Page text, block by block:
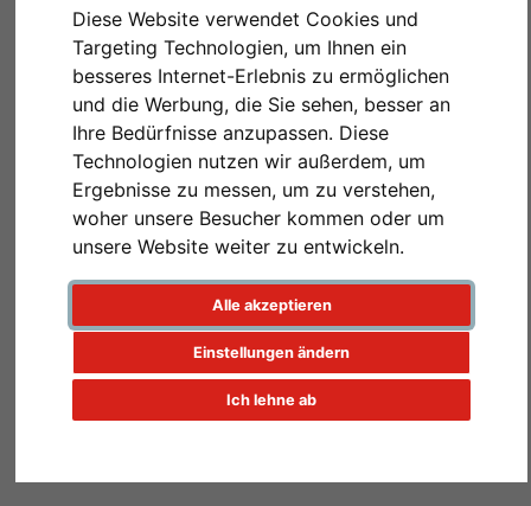
Diese Website verwendet Cookies und
Targeting Technologien, um Ihnen ein
besseres Internet-Erlebnis zu ermöglichen
und die Werbung, die Sie sehen, besser an
Ihre Bedürfnisse anzupassen. Diese
Technologien nutzen wir außerdem, um
Ergebnisse zu messen, um zu verstehen,
woher unsere Besucher kommen oder um
unsere Website weiter zu entwickeln.
Alle akzeptieren
Ich lehne ab
Einstellungen ändern
Zurück